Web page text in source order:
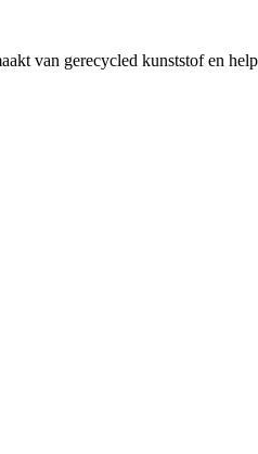
van gerecycled kunststof en